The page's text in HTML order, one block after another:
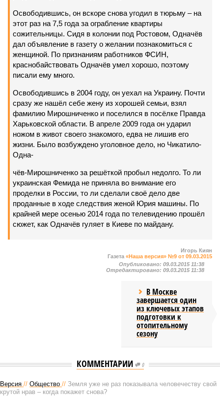
Освободившись, он вскоре снова угодил в тюрьму – на
этот раз на 7,5 года за ограбление квартиры
сожительницы. Сидя в колонии под Ростовом, Одначёв
дал объявление в газету о желании познакомиться с
женщиной. По признаниям работников ФСИН,
краснобайствовать Одначёв умел хорошо, поэтому
писали ему много.
Освободившись в 2004 году, он уехал на Украину. Почти
сразу же нашёл себе жену из хорошей семьи, взял
фамилию Мирошниченко и поселился в посёлке Правда
Харьковской области. В апреле 2009 года он ударил
ножом в живот своего знакомого, едва не лишив его
жизни. Было возбуждено уголовное дело, но Чикатило-
Одна-
чёв-Мирошниченко за решёткой пробыл недолго. То ли
украинская Фемида не приняла во внимание его
проделки в России, то ли сделали своё дело две
проданные в ходе следствия женой Юрия машины. По
крайней мере осенью 2014 года по телевидению прошёл
сюжет, как Одначёв гуляет в Киеве по майдану.
Игорь Киян
Газета «Наша версия» №9 от 09.03.2015
Опубликовано: 09.03.2015 11:38
Отредактировано: 09.03.2015 11:38
В Москве
завершается один
из ключевых этапов
подготовки к
отопительному
сезону
КОММЕНТАРИИ 0
Версия // Общество // Земля уже не раз показывала человечеству свой
крутой нрав – когда покажет снова?